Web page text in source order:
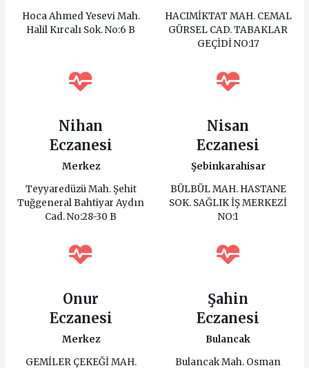
Hoca Ahmed Yesevi Mah.
Halil Kırcalı Sok. No:6 B
HACIMİKTAT MAH. CEMAL
GÜRSEL CAD. TABAKLAR
GEÇİDİ NO:17
Nihan
Eczanesi
Merkez
Teyyaredüzü Mah. Şehit
Tuğgeneral Bahtiyar Aydın
Cad. No:28-30 B
Nisan
Eczanesi
Şebinkarahisar
BÜLBÜL MAH. HASTANE
SOK. SAĞLIK İŞ MERKEZİ
NO:1
Onur
Eczanesi
Merkez
GEMİLER ÇEKEĞİ MAH.
Şahin
Eczanesi
Bulancak
Bulancak Mah. Osman